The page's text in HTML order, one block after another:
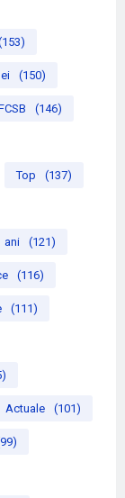
(150)
(146)
Top (137)
ani (121)
(116)
(111)
Actuale (101)